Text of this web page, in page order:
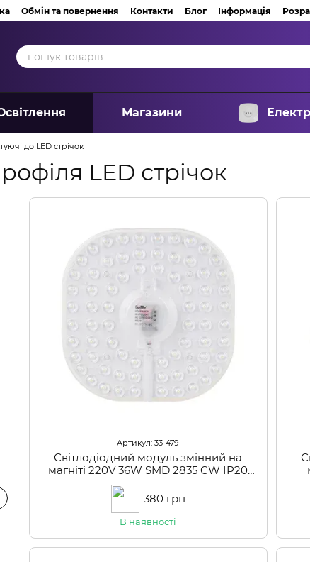
Обмін та повернення Контакти Блог Інформація
Магазини
до LED стрічок
LED стрічок
Артикул: 33-479
Світлодіодний модуль змінний на
магніті 220V 36W SMD 2835 CW IP20
(LW-03/60)
380 грн
В наявності